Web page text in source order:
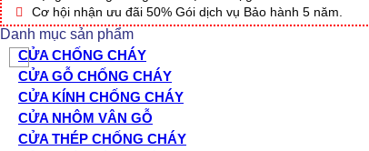
Cơ hội nhận ưu đãi 50% Gói dịch vụ Bảo hành 5 năm.
Danh mục sản phẩm
CỬA CHỐNG CHÁY
CỬA GỖ CHỐNG CHÁY
CỬA KÍNH CHỐNG CHÁY
CỬA NHÔM VÂN GỖ
CỬA THÉP CHỐNG CHÁY